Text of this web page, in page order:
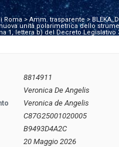
Roma> Amm. trasparente>
unità polarimetrica dello
1, lettera b) del Decreto Legislativo
8814911
Veronica De Angelis
Veronica de Angelis
C87G25001020005
B9493D4A2C
20 Maggio 2026